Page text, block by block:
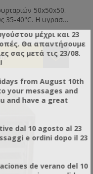
50x50x50.
35-40°C. Η υγρασία
έως 12%
- 72 ώρες ανάλογα
γύρης και του
μέχρι και 23
Θα απαντήσουμε
σας μετά τις 23/08.
from August 10th
your messages and
and have a great
dal 10 agosto al 23
e ordini dopo il 23
de verano del 10